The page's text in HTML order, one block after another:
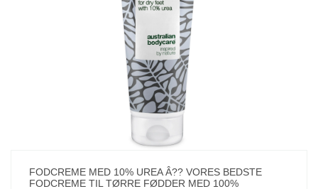
FODCREME MED 10% UREA Â?? VORES BEDSTE
FODCREME TIL TØRRE FØDDER MED 100%